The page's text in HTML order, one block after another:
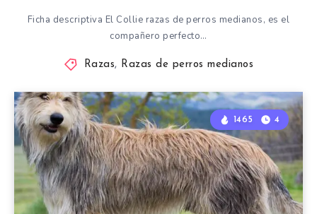
Ficha descriptiva El Collie razas de perros medianos, es el
compañero perfecto…
Razas, Razas de perros medianos
1465 4